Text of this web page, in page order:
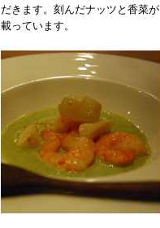
だきます。刻んだナッツと香菜が
載っています。